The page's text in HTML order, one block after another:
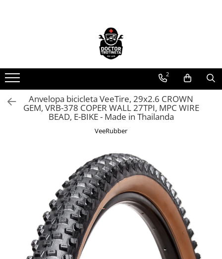
Toate produsele
Piese de schimb
https://www.doctortrotineta.ro/electrica
Acceleratie
Contact cu cheie
https://www.doctortrotineta.ro/frane
Discuri frana
Placute de frana
2
Anvelopa bicicleta VeeTire, 29x2.6 CROWN
GEM, VRB-378 COPER WALL 27TPI, MPC WIRE
BEAD, E-BIKE - Made in Thailanda
VeeRubber